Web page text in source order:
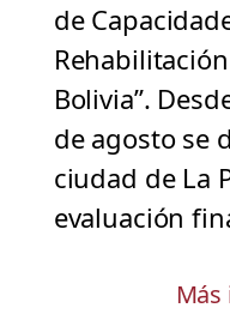
de
Bolivia”.
de agosto se
ciudad de La
evaluación